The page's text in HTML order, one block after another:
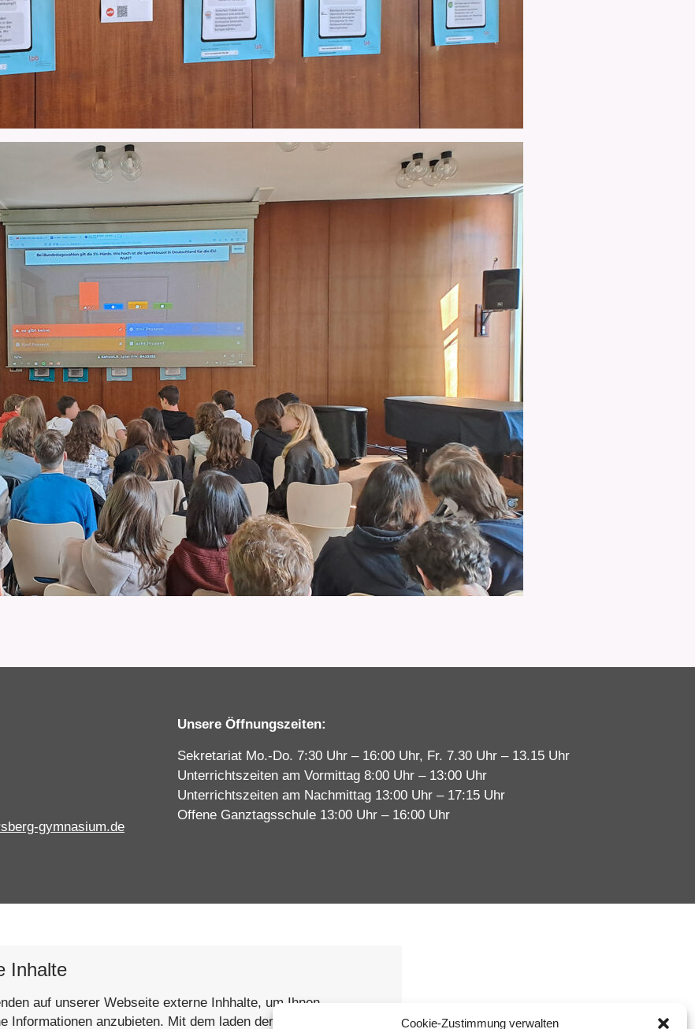
Cookie-Zustimmung verwalten
gymnasium.de
Unsere Öffnungszeiten:
Sekretariat Mo.-Do. 7:30 Uhr – 16:00 Uhr, Fr. 7.30 Uhr – 13.15 Uhr
Unterrichtszeiten am Vormittag 8:00 Uhr – 13:00 Uhr
Unterrichtszeiten am Nachmittag 13:00 Uhr – 17:15 Uhr
Offene Ganztagsschule 13:00 Uhr – 16:00 Uhr
Inhalte
auf unserer Webseite externe Inhhalte, um Ihnen
Informationen anzubieten. Mit dem laden der Inhalte stimmen